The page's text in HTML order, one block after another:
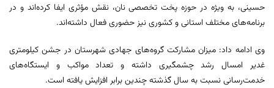
حسینی، به ویژه در حوزه پخت تخصصی نان، نقش مؤثری ایفا کرده‌اند و در
برنامه‌های مختلف استانی و کشوری نیز حضوری فعال داشته‌اند.
وی ادامه داد: میزان مشارکت گروه‌های جهادی شهرستان در جشن کیلومتری
غدیر امسال رشد چشمگیری داشته و تعداد مواکب و ایستگاه‌های
خدمت‌رسانی نسبت به سال گذشته چندین برابر افزایش یافته است.